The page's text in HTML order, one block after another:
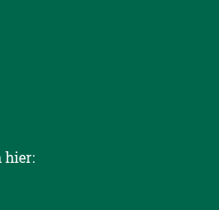
hier: